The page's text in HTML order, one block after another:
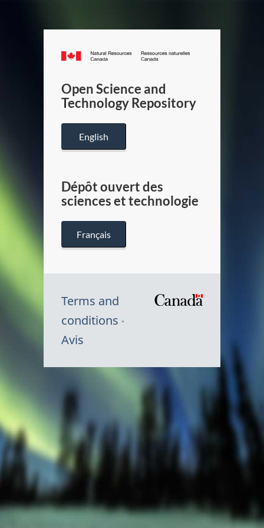
Canada.ca
/
Canada
Open Science and
Technology Repository
English
Dépôt ouvert des
sciences et technologie
Français
Terms and
conditions
Avis
Canada